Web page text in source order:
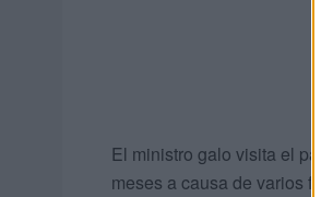
El ministro galo visita el
meses a causa de varios